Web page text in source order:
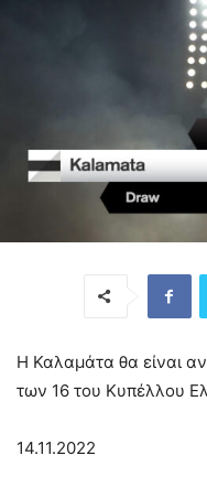
Η Καλαμάτα θα είναι
των 16 του Κυπέλλου
14.11.2022